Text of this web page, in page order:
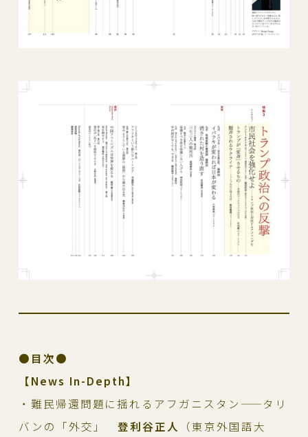
● 目次●
【News In-Depth】
・難民帰還問題に揺れるアフガニスタン——タリ
バンの「外交」登利谷正人
（東京外国語大